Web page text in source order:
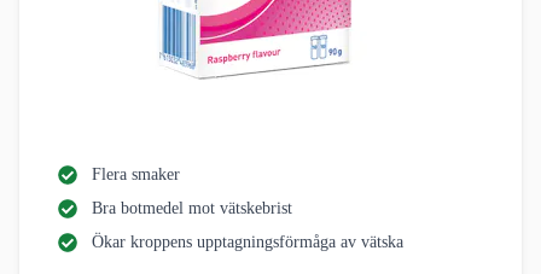
Flera smaker
Bra botmedel mot vätskebrist
Ökar kroppens upptagningsförmåga av vätska